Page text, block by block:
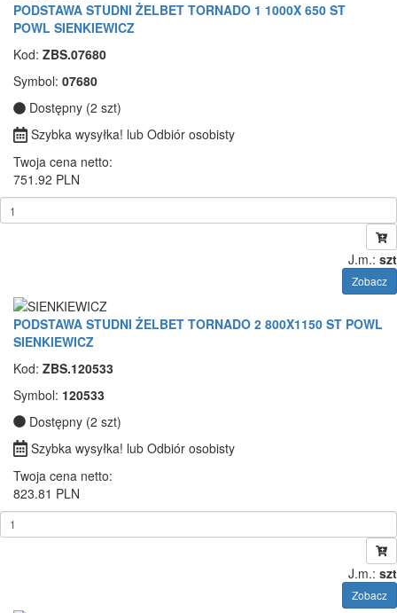
PODSTAWA STUDNI ŻELBET TORNADO 1 1000X 650 ST
POWL SIENKIEWICZ
Kod: ZBS.07680
Symbol: 07680
Dostępny (2 szt)
Szybka wysyłka! lub Odbiór osobisty
Twoja cena netto:
751.92 PLN
J.m.: szt
Zobacz
PODSTAWA STUDNI ŻELBET TORNADO 2 800X1150 ST POWL
SIENKIEWICZ
Kod: ZBS.120533
Symbol: 120533
Dostępny (2 szt)
Szybka wysyłka! lub Odbiór osobisty
Twoja cena netto:
823.81 PLN
J.m.: szt
Zobacz